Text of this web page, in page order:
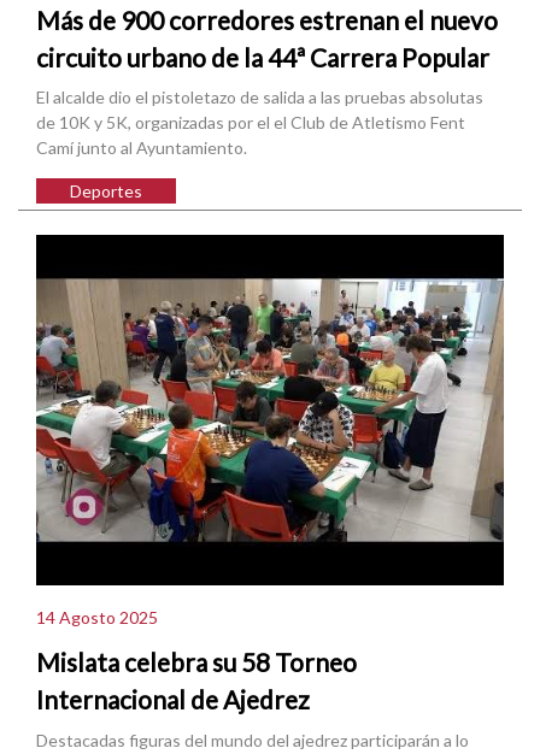
Más de 900 corredores estrenan el nuevo
circuito urbano de la 44ª Carrera Popular
El alcalde dio el pistoletazo de salida a las pruebas absolutas
de 10K y 5K, organizadas por el el Club de Atletismo Fent
Camí junto al Ayuntamiento.
Deportes
14 Agosto 2025
Mislata celebra su 58 Torneo
Internacional de Ajedrez
Destacadas figuras del mundo del ajedrez participarán a lo